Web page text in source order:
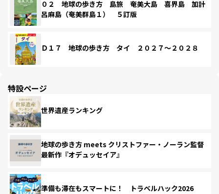
０２ 地球の歩き方 島旅 奄美大島 喜界島 加計
呂麻島（奄美群島１） ５訂版
Ｄ１７ 地球の歩き方 タイ ２０２７～２０２８
特設ページ
世界遺産ランキング
地球の歩き方 meets クリストファー・ノーラン監督
最新作『オデュッセイア』
準備も滞在もスマートに！ トラベルハック2026